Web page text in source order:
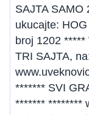
SAJTA SAMO
ukucajte:
broj 1202 *****
TRI SAJTA,
******* SVI
******* ********